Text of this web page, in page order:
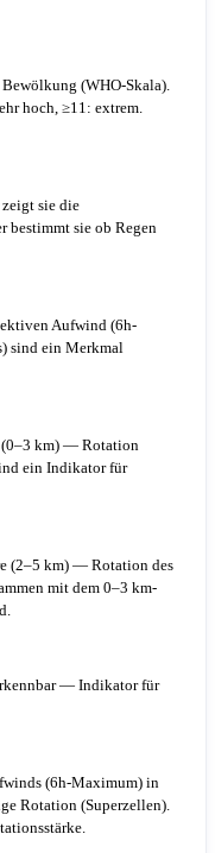
(WHO-Skala).
hoch, ≥11: extrem.
zeigt sie die
bestimmt sie ob Regen
Aufwind (6h-
sind ein Merkmal
(0–3 km) — Rotation
ein Indikator für
(2–5 km) — Rotation des
mit dem 0–3 km-
— Indikator für
(6h-Maximum) in
Rotation (Superzellen).